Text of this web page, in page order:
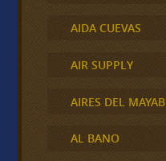
AIDA CUEVAS
AIR SUPPLY
AIRES DEL MAYAB
AL BANO